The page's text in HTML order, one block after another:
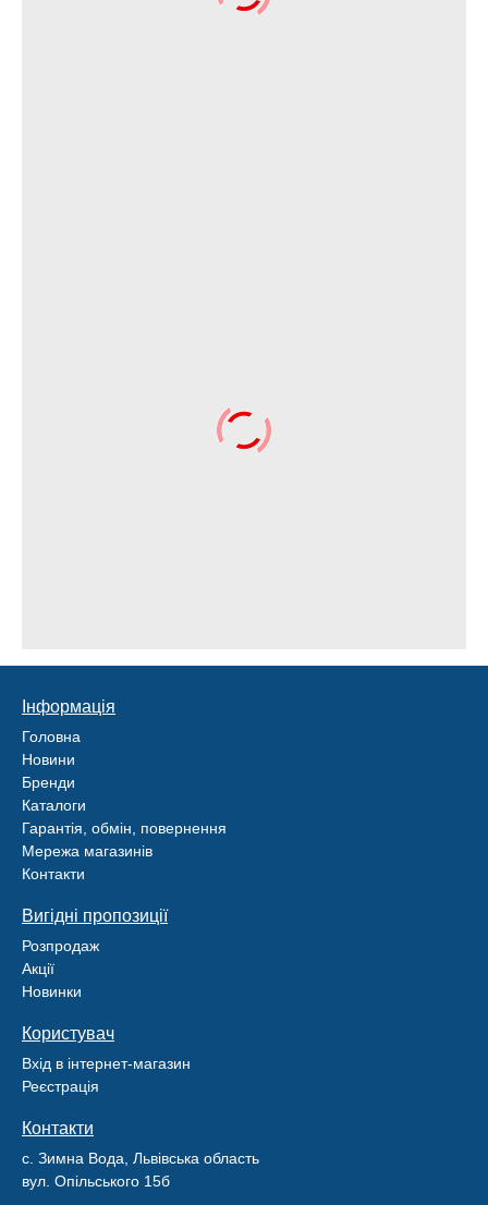
Інформація
Головна
Новини
Бренди
Каталоги
Гарантія, обмін, повернення
Мережа магазинів
Контакти
Вигідні пропозиції
Розпродаж
Акції
Новинки
Користувач
Вхід в інтернет-магазин
Реєстрація
Контакти
с. Зимна Вода, Львівська область
вул. Опільського 15б